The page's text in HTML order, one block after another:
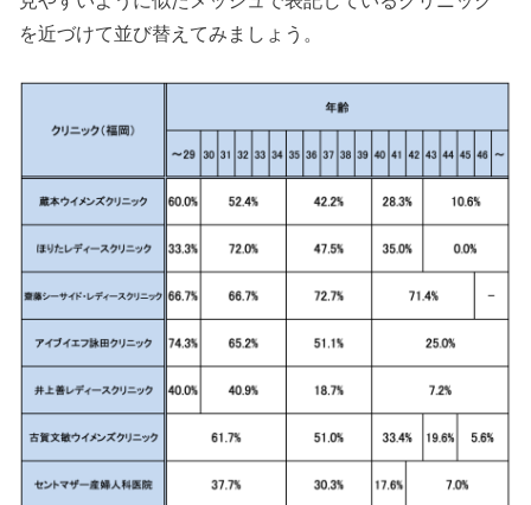
を近づけて並び替えてみましょう。